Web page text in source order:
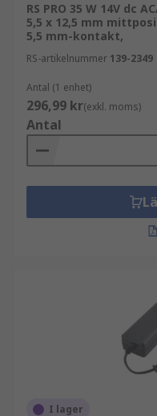
RS PRO 35 W 14V dc
5,5 x 12,5 mm
5,5 mm-kontakt,
RS-artikelnummer 139-2349
Antal (1 enhet)
296,99 kr(exkl. moms)
Antal
I lager